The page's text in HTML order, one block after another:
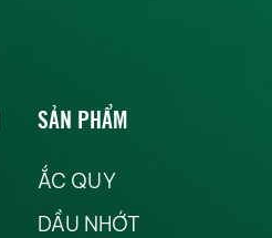
SẢN PHẨM
ẮC QUY
DẦU NHỚT